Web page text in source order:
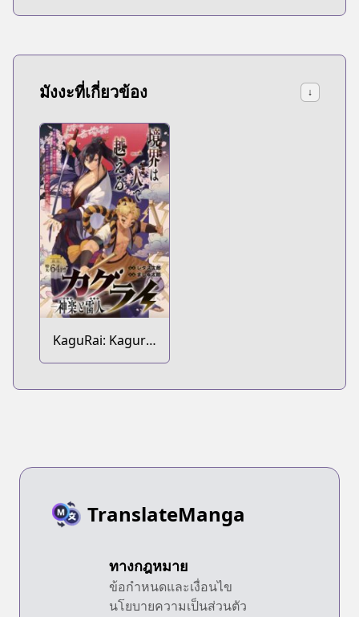
มังงะที่เกี่ยวข้อง ↓
KaguRai: Kagura
to Raito
TranslateManga
ทางกฎหมาย
ข้อกำหนดและเงื่อนไข
นโยบายความเป็นส่วนตัว